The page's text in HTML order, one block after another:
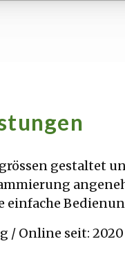
gestaltet
/ Online seit: 2020